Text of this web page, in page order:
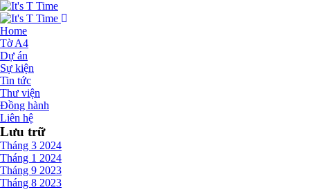
Home
Tờ A4
Dự án
Sự kiện
Tin tức
Thư viện
Đồng hành
Liên hệ
Lưu trữ
Tháng 3 2024
Tháng 1 2024
Tháng 9 2023
Tháng 8 2023